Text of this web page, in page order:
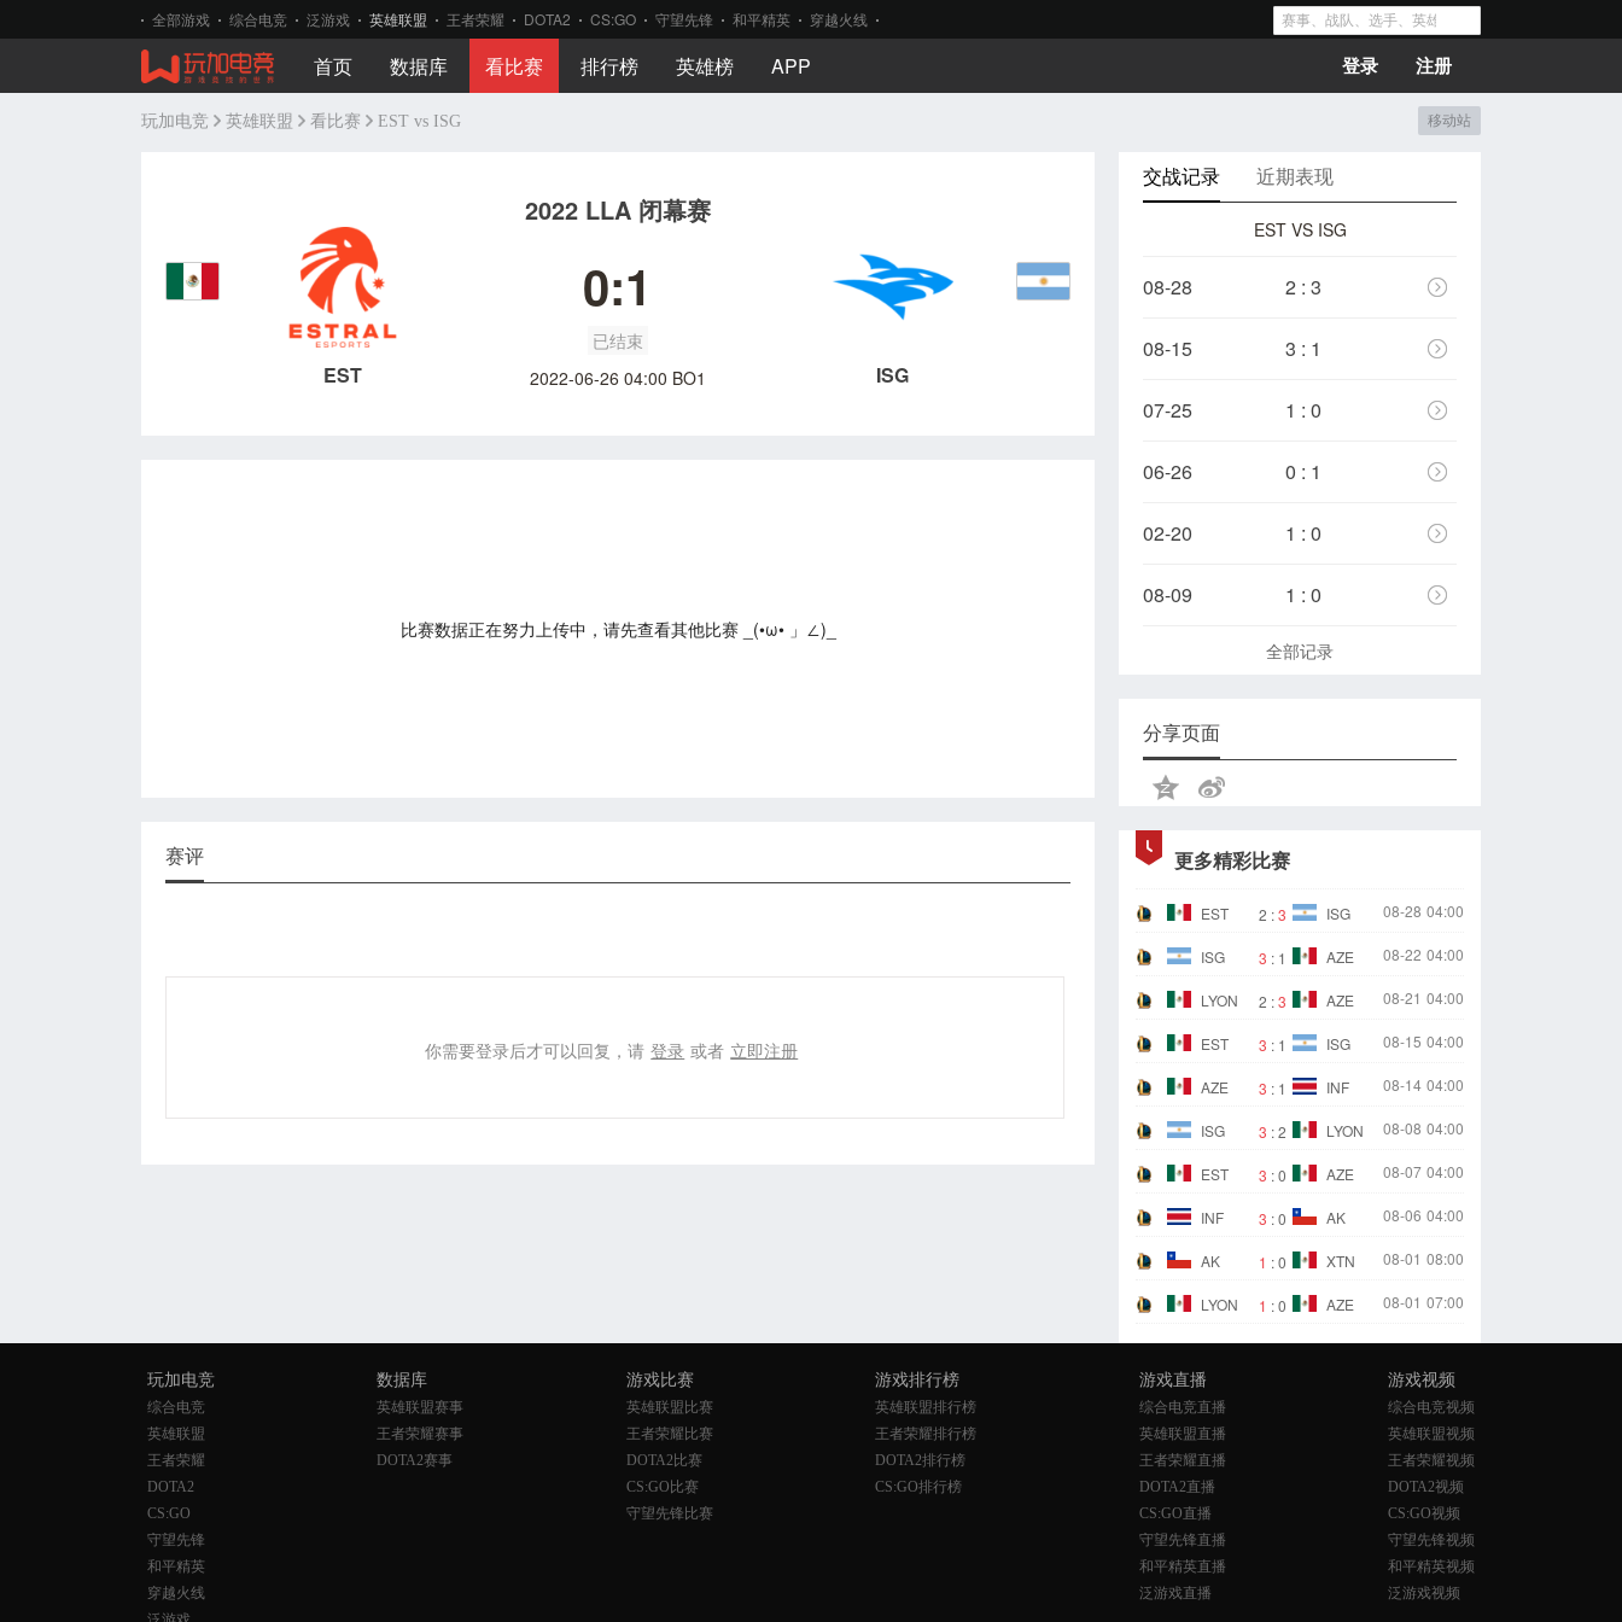
全部游戏 综合电竞 泛游戏 英雄联盟 王者荣耀 DOTA2 CS:GO 守望先锋 和平精英 穿越火线
首页 数据库 看比赛 排行榜 英雄榜 APP 登录 注册
玩加电竞 英雄联盟 看比赛 EST vs ISG 移动站
2022 LLA 闭幕赛
EST
0:1
已结束
2022-06-26 04:00 BO1
ISG
比赛数据正在努力上传中，请先查看其他比赛 _(•ω• 」∠)_
赛评
你需要登录后才可以回复，请 登录 或者 立即注册
交战记录 近期表现
EST VS ISG
08-28 2 : 3
08-15 3 : 1
07-25 1 : 0
06-26 0 : 1
02-20 1 : 0
08-09 1 : 0
全部记录
分享页面
更多精彩比赛
EST 2 :3 ISG 08-28 04:00
ISG 3 : 1 AZE 08-22 04:00
LYON 2 :3 AZE 08-21 04:00
EST 3 : 1 ISG 08-15 04:00
AZE 3 : 1 INF 08-14 04:00
ISG 3 :2 LYON 08-08 04:00
EST 3 :0 AZE 08-07 04:00
INF 3 :0 AK 08-06 04:00
AK 1 :0 XTN 08-01 08:00
LYON 1 :0 AZE 08-01 07:00
玩加电竞
综合电竞
英雄联盟
王者荣耀
DOTA2
CS:GO
守望先锋
和平精英
穿越火线
数据库
英雄联盟赛事
王者荣耀赛事
DOTA2赛事
游戏比赛
英雄联盟比赛
王者荣耀比赛
DOTA2比赛
CS:GO比赛
守望先锋比赛
游戏排行榜
英雄联盟排行榜
王者荣耀排行榜
DOTA2排行榜
CS:GO排行榜
游戏直播
综合电竞直播
英雄联盟直播
王者荣耀直播
DOTA2直播
CS:GO直播
守望先锋直播
和平精英直播
泛游戏直播
游戏视频
综合电竞视频
英雄联盟视频
王者荣耀视频
DOTA2视频
CS:GO视频
守望先锋视频
和平精英视频
泛游戏视频